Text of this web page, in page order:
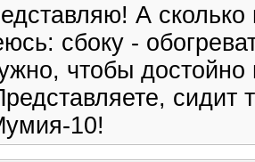
А сколько
сбоку -
чтобы достойно
10!